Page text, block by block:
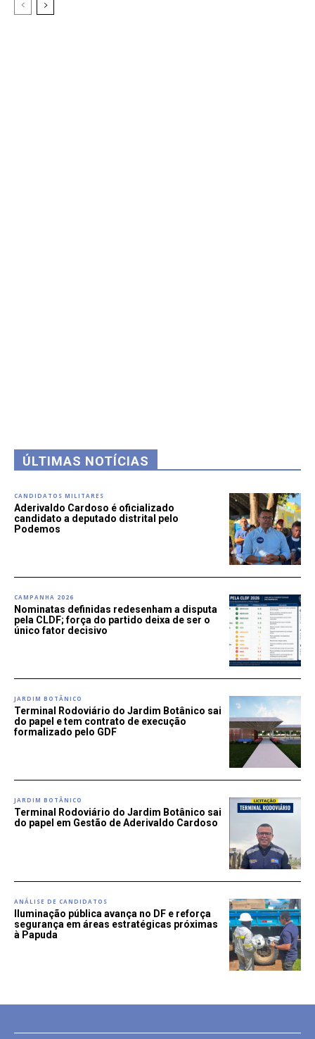
ÚLTIMAS NOTÍCIAS
CANDIDATOS MILITARES
Aderivaldo Cardoso é oficializado
candidato a deputado distrital pelo
Podemos
CAMPANHA 2026
Nominatas definidas redesenham a disputa
pela CLDF; força do partido deixa de ser o
único fator decisivo
JARDIM BOTÂNICO
Terminal Rodoviário do Jardim Botânico sai
do papel e tem contrato de execução
formalizado pelo GDF
JARDIM BOTÂNICO
Terminal Rodoviário do Jardim Botânico sai
do papel em Gestão de Aderivaldo Cardoso
ANÁLISE DE CANDIDATOS
Iluminação pública avança no DF e reforça
segurança em áreas estratégicas próximas
à Papuda